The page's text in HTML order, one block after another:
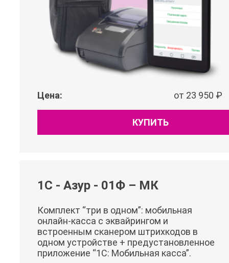
Цена: от 23 950 ₽
КУПИТЬ
1С - Азур - 01Ф – МК
Комплект “три в одном”: мобильная
онлайн-касса с эквайрингом и
встроенным сканером штрихкодов в
одном устройстве + предустановленное
приложение “1C: Мобильная касса”.